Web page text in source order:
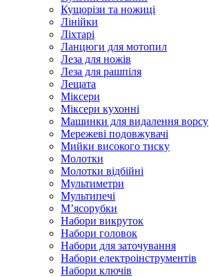
Кущорізи та ножиці
Лінійки
Ліхтарі
Ланцюги для мотопил
Леза для ножів
Леза для рашпіля
Лещата
Міксери
Міксери кухонні
Машинки для видалення ворсу
Мережеві подовжувачі
Мийки високого тиску
Молотки
Молотки відбійні
Мультиметри
Мультипечі
М’ясорубки
Набори викруток
Набори головок
Набори для заточування
Набори електроінструментів
Набори ключів